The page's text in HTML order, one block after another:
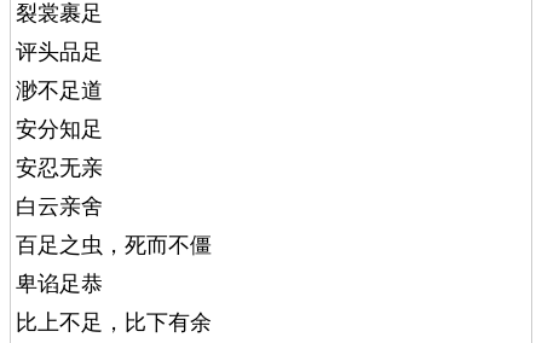
裂裳裹足
评头品足
渺不足道
安分知足
安忍无亲
白云亲舍
百足之虫，死而不僵
卑谄足恭
比上不足，比下有余